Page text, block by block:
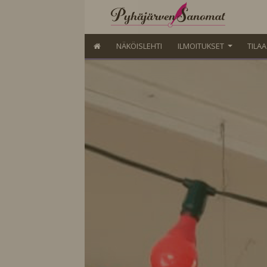
NÄKÖISLEHTI ILMOITUKSET